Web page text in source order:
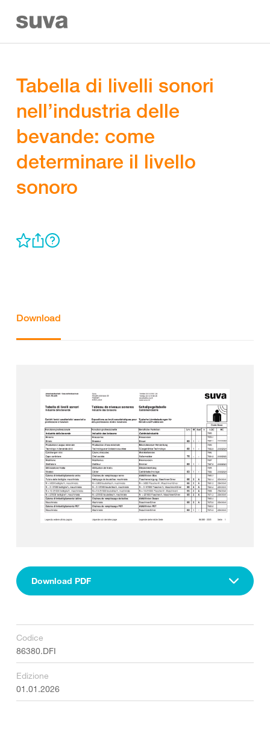
Tabella di livelli sonori
nell’industria delle
bevande: come
determinare il livello
sonoro
Download
Download PDF
Codice
86380.DFI
Edizione
01.01.2026